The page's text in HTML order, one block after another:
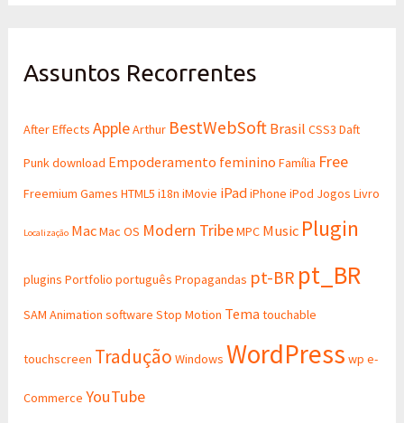
Assuntos Recorrentes
After Effects AppleArthur BestWebSoft Brasil CSS3 Daft
Punkdownload Empoderamento feminino Família Free
Freemium Games HTML5 i18n iMovie iPad iPhone iPod Jogos Livro
Localização MacMac OS Modern TribeMPC Music Plugin
plugins Portfolio português Propagandas pt-BR pt_BR
SAM Animation software Stop Motion Tema touchable
touchscreen Tradução Windows WordPress wp e-
Commerce YouTube